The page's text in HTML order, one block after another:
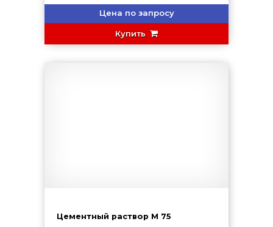
Цена по запросу
Купить
Цементный раствор М 75